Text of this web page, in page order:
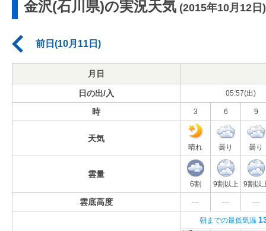
金沢(石川県)の実況天気 (2015年10月12日)
前日(10月11日)
月日
日の出/入 05:57(出)
時 3 6 9
天気
晴れ 曇り 曇り
雲量
6割 9割以上 9割以
雲底高度 --- --- ---
朝までの最低気温